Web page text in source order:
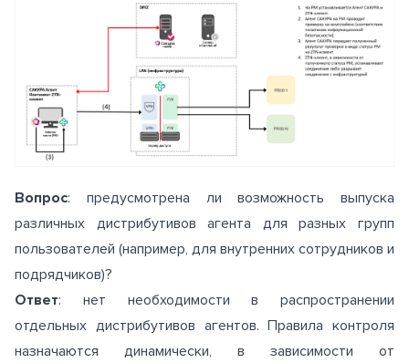
Вопрос: предусмотрена ли возможность выпуска
различных дистрибутивов агента для разных групп
пользователей (например, для внутренних сотрудников и
подрядчиков)?
Ответ: нет необходимости в распространении
отдельных дистрибутивов агентов. Правила контроля
назначаются динамически, в зависимости от